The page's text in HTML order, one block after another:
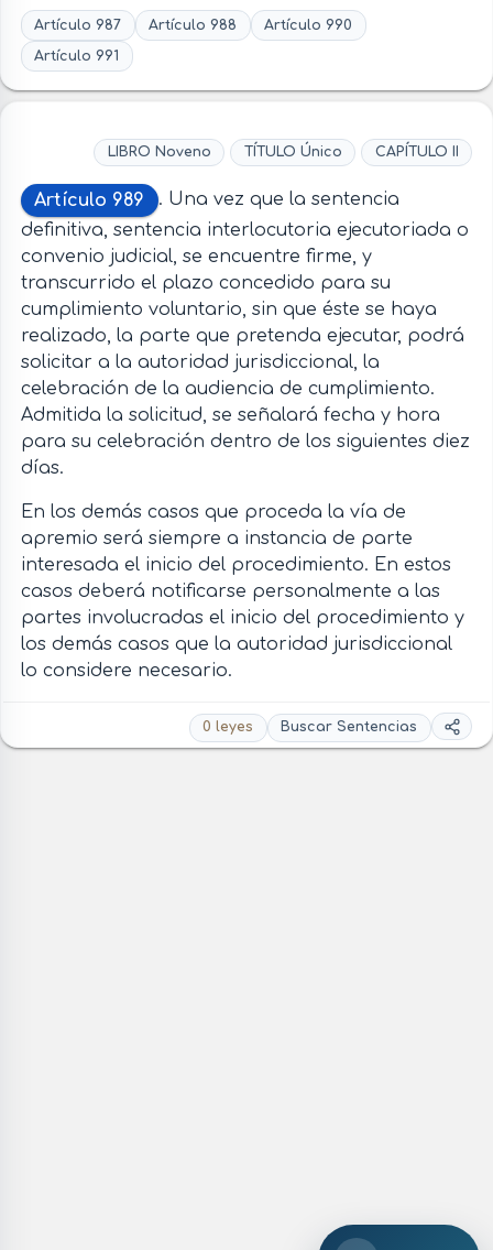
Artículo 987 Artículo 988
Artículo 990
Artículo 991
LIBRO Noveno TÍTULO Único CAPÍTULO II
Artículo 989
. Una vez que la sentencia
definitiva, sentencia interlocutoria ejecutoriada o
convenio judicial, se encuentre firme, y
transcurrido el plazo concedido para su
cumplimiento voluntario, sin que éste se haya
realizado, la parte que pretenda ejecutar, podrá
solicitar a la autoridad jurisdiccional, la
celebración de la audiencia de cumplimiento.
Admitida la solicitud, se señalará fecha y hora
para su celebración dentro de los siguientes diez
días.
En los demás casos que proceda la vía de
apremio será siempre a instancia de parte
interesada el inicio del procedimiento. En estos
casos deberá notificarse personalmente a las
partes involucradas el inicio del procedimiento y
los demás casos que la autoridad jurisdiccional
lo considere necesario.
0 leyes Buscar Sentencias